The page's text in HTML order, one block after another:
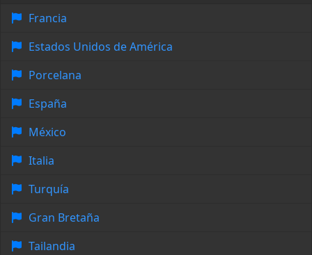
Francia
Estados Unidos de América
Porcelana
España
México
Italia
Turquía
Gran Bretaña
Tailandia